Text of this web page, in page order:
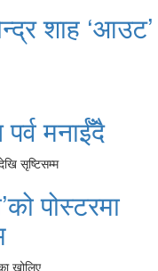
शाह ‘आउट’
मनाईँदै
पोस्टरमा